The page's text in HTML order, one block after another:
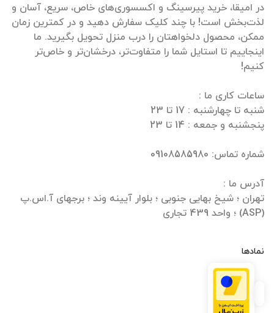
در امیقا، خرید پیرسینگ و اکسسوری‌های خاص، سریع، آسان و
لذت‌بخش است! با چند کلیک سفارش دهید و در کمترین زمان
ممکن، محصول دلخواهتان را درب منزل تحویل بگیرید. ما
اینجاییم تا استایل شما را متفاوت‌تر، درخشان‌تر و خاص‌تر
تهران ؛ شیخ بهایی جنوبی ؛ بلوار آیینه وند ؛ برجهای آ.اس.پ
(ASP) ؛ واحد 439 تجاری
نمادها